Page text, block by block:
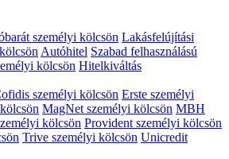
személyi kölcsön Lakásfelújítási
Autóhitel Szabad felhasználású
kölcsön Hitelkiváltás
személyi kölcsön Erste személyi
MagNet személyi kölcsön MBH
kölcsön Provident személyi kölcsön
Trive személyi kölcsön Unicredit